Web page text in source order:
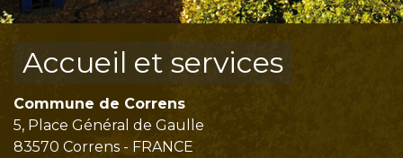
Accueil et services
Commune de Correns
5, Place Général de Gaulle
83570 Correns - FRANCE